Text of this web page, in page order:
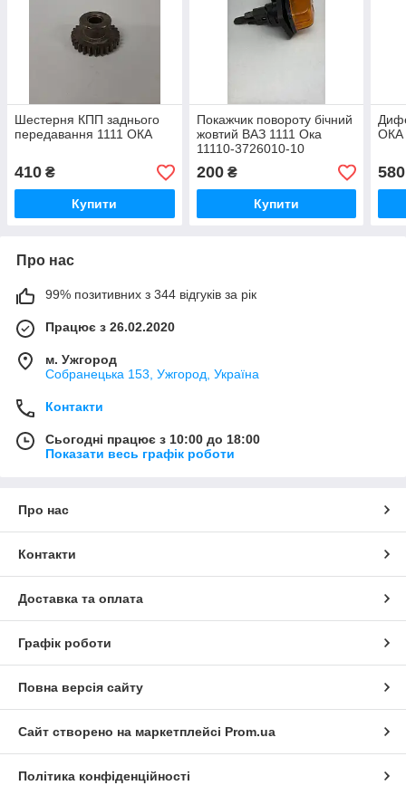
Шестерня КПП заднього
передавання 1111 ОКА
410 ₴
Купити
Покажчик повороту бічний
жовтий ВАЗ 1111 Ока
11110-3726010-10
200₴
Купити
ОКА
580
Про нас
99% позитивних з 344 відгуків за рік
Працює з 26.02.2020
м. Ужгород
Собранецька 153, Ужгород, Україна
Контакти
Сьогодні працює з 10:00 до 18:00
Показати весь графік роботи
Про нас
Контакти
Доставка та оплата
Графік роботи
Повна версія сайту
Сайт створено на маркетплейсі Prom.ua
Політика конфіденційності